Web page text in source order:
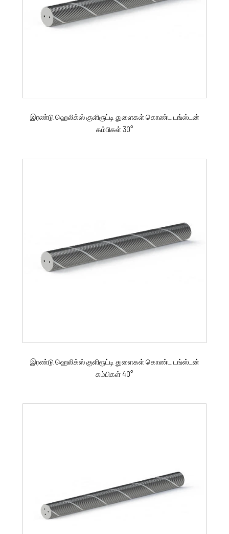
இரண்டு ஹெலிக்ஸ் குளிரூட்டி துளைகள் கொண்ட டங்ஸ்டன்
கம்பிகள் 30°
இரண்டு ஹெலிக்ஸ் குளிரூட்டி துளைகள் கொண்ட டங்ஸ்டன்
கம்பிகள் 40°